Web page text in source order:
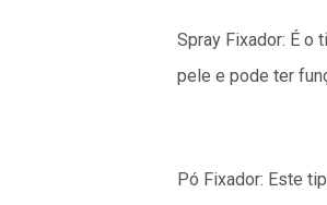
Spray Fixador: É o
pele e pode ter
Pó Fixador: Este